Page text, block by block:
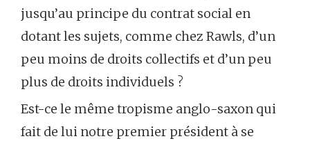
jusqu’au principe du contrat social en
dotant les sujets, comme chez Rawls, d’un
peu moins de droits collectifs et d’un peu
plus de droits individuels ?
Est-ce le même tropisme anglo-saxon qui
fait de lui notre premier président à se